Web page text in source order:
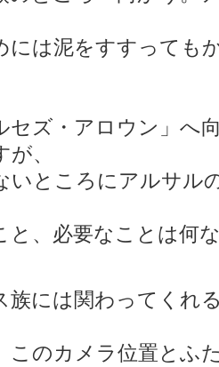
には泥をすすっても
ズ・アロウン」へ
、
いところにアルサル
と、必要なことは何
には関わってくれ
このカメラ位置とふ